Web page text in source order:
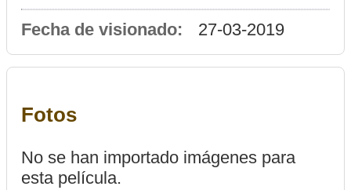
Fecha de visionado: 27-03-2019
Fotos
No se han importado imágenes para
esta película.